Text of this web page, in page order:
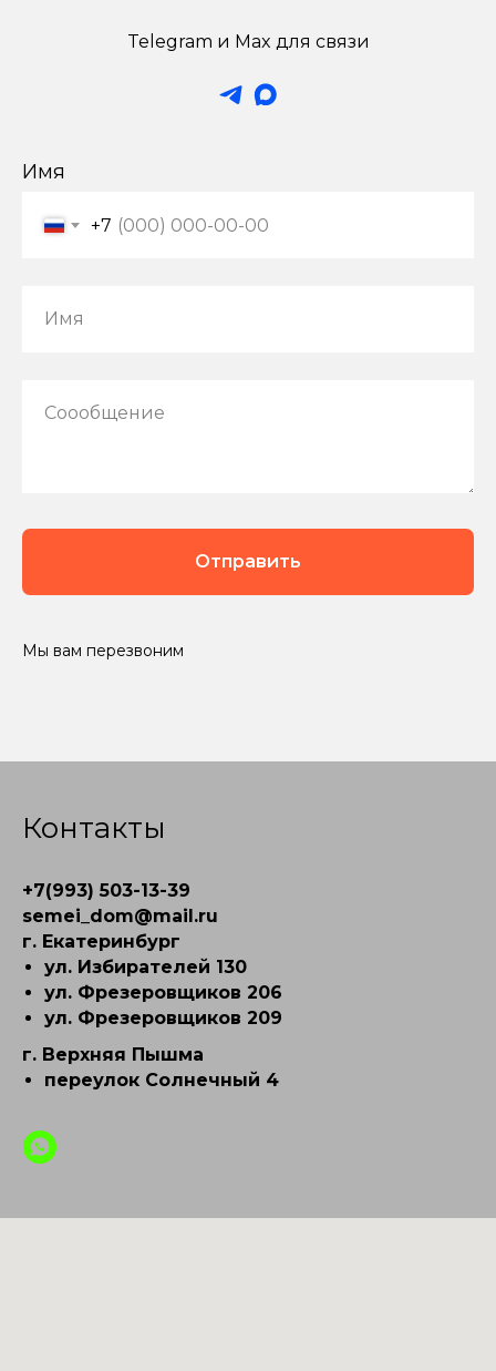
Telegram и Мax для связи
Имя
+7
Имя
Соообщение
Отправить
Мы вам перезвоним
Контакты
+7(993) 503-13-39
semei_dom@mail.ru
г. Екатеринбург
ул. Избирателей 130
ул. Фрезеровщиков 206
ул. Фрезеровщиков 209
г. Верхняя Пышма
переулок Солнечный 4